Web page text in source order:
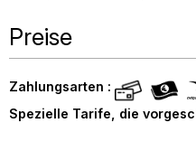
Preise
Zahlungsarten :
Spezielle Tarife, die